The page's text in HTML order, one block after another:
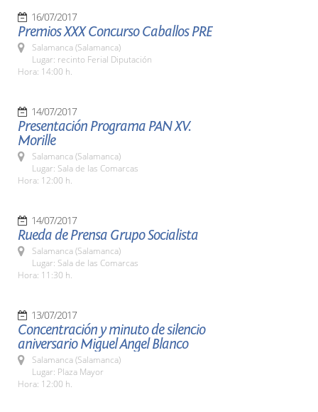
16/07/2017
Premios XXX Concurso Caballos PRE
Salamanca (Salamanca)
Lugar: recinto Ferial Diputación
Hora: 14:00 h.
14/07/2017
Presentación Programa PAN XV.
Morille
Salamanca (Salamanca)
Lugar: Sala de las Comarcas
Hora: 12:00 h.
14/07/2017
Rueda de Prensa Grupo Socialista
Salamanca (Salamanca)
Lugar: Sala de las Comarcas
Hora: 11:30 h.
13/07/2017
Concentración y minuto de silencio
aniversario Miguel Angel Blanco
Salamanca (Salamanca)
Lugar: Plaza Mayor
Hora: 12:00 h.